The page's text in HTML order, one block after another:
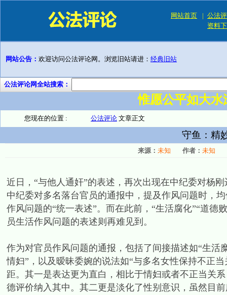
网站首页 | 公法
资料
网站公告： 欢迎访问公法评论网。浏览旧站请进： 经典旧站
公法评论网全站搜索：
惟愿公平如大
您现在的位置 : 公法评论 文章正文
守鱼：精
来源： 未知 作者： 未知
近日，“与他人通奸”的表述，再次出现在中纪委对杨
中纪委对多名落台官员的通报中，提及作风问题时，
作风问题的“统一表述”。而在此前，“生活腐化”“道德
员生活作风问题的表述则再难见到。
作为对官员作风问题的通报，包括了间接描述如“生活
情妇”，以及暧昧委婉的说法如“与多名女性保持不正
距。其一是表达更为直白，相比于情妇或者不正当关
德评价纳入其中。其二更是淡化了性别意识，虽然目